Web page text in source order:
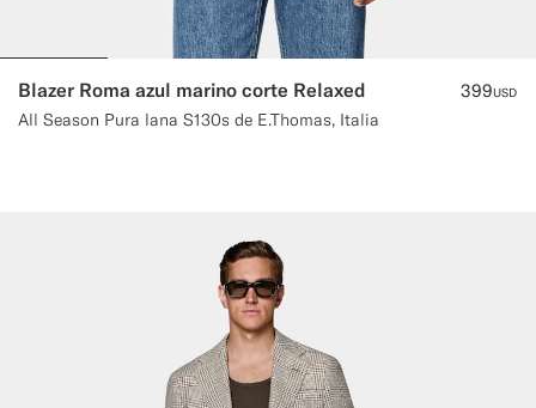
Blazer Roma azul marino corte Relaxed
All Season Pura lana S130s de E.Thomas, Italia
399USD